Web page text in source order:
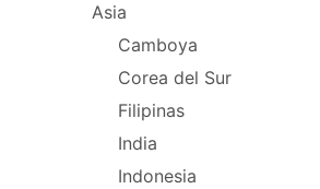
Asia
Camboya
Corea del Sur
Filipinas
India
Indonesia